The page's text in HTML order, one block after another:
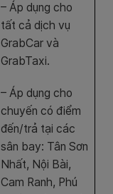
– Áp dụng cho
tất cả dịch vụ
GrabCar và
GrabTaxi.
– Áp dụng cho
chuyến có điểm
đến/trả tại các
sân bay: Tân Sơn
Nhất, Nội Bài,
Cam Ranh, Phú